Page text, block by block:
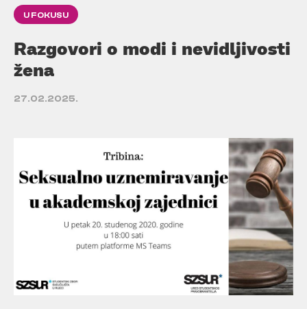
U FOKUSU
Razgovori o modi i nevidljivosti
žena
27.02.2025.